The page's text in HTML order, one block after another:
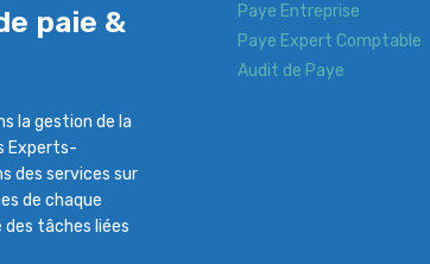
paie &
la gestion de la
Experts-
des services sur
de chaque
tâches liées
Paye Entreprise
Paye Expert Comptable
Audit de Paye